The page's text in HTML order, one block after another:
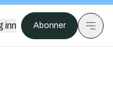
inn Abonner